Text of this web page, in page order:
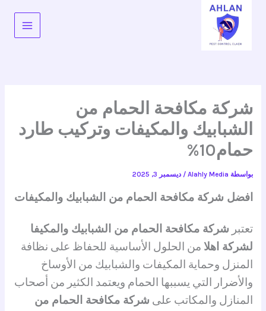
المحتوى
شركة مكافحة الحمام من
الشبابيك والمكيفات وتركيب طارد
حمام10%
بواسطة Alahly Media
/ديسمبر 3, 2025
افضل شركة مكافحة الحمام من الشبابيك والمكيفات
تعتبر شركة مكافحة الحمام من الشبابيك والمكيفا
لشركة اهلا من الحلول الأساسية للحفاظ على نظافة
المنزل وحماية المكيفات والشبابيك من الأوساخ
والأضرار التي يسببها الحمام ويعتمد الكثير من أصحاب
المنازل والمكاتب على شركة مكافحة الحمام من